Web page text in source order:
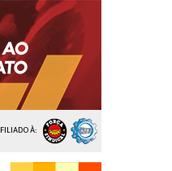
FILIADO À: